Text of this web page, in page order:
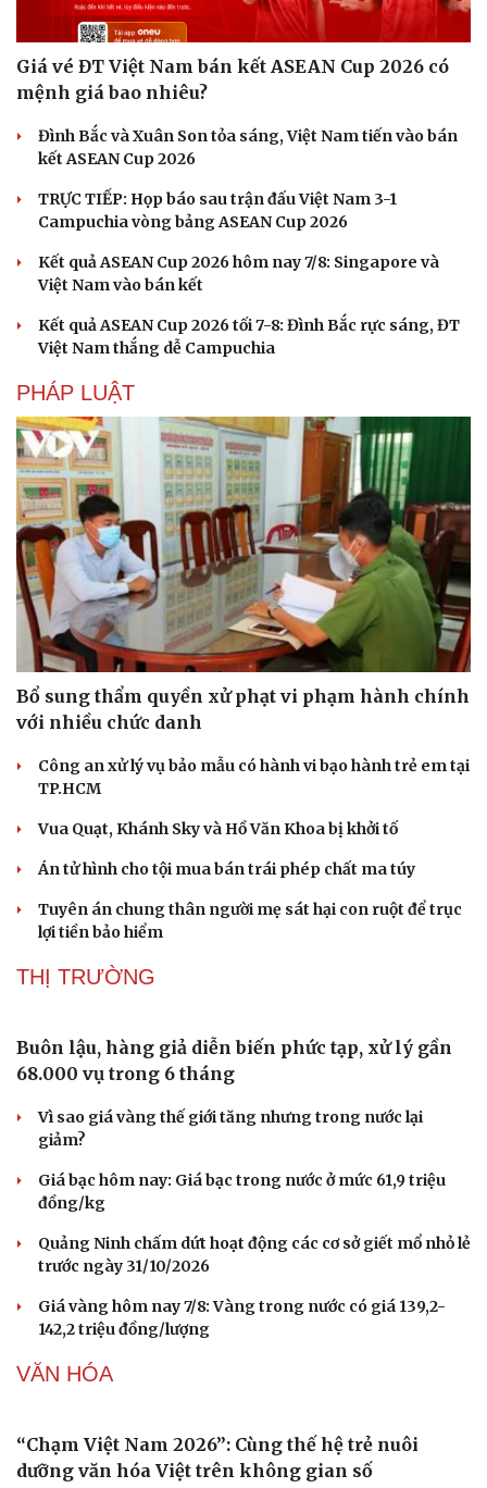
Cải chính
Giá vé ĐT Việt Nam bán kết ASEAN Cup 2026 có
mệnh giá bao nhiêu?
Đình Bắc và Xuân Son tỏa sáng, Việt Nam tiến vào bán
kết ASEAN Cup 2026
TRỰC TIẾP: Họp báo sau trận đấu Việt Nam 3-1
Campuchia vòng bảng ASEAN Cup 2026
Kết quả ASEAN Cup 2026 hôm nay 7/8: Singapore và
Việt Nam vào bán kết
Kết quả ASEAN Cup 2026 tối 7-8: Đình Bắc rực sáng, ĐT
Việt Nam thắng dễ Campuchia
PHÁP LUẬT
Bổ sung thẩm quyền xử phạt vi phạm hành chính
với nhiều chức danh
Công an xử lý vụ bảo mẫu có hành vi bạo hành trẻ em tại
TP.HCM
Vua Quạt, Khánh Sky và Hồ Văn Khoa bị khởi tố
Án tử hình cho tội mua bán trái phép chất ma túy
Tuyên án chung thân người mẹ sát hại con ruột để trục
lợi tiền bảo hiểm
THỊ TRƯỜNG
Buôn lậu, hàng giả diễn biến phức tạp, xử lý gần
68.000 vụ trong 6 tháng
giảm?
đồng/kg
Quảng Ninh chấm dứt hoạt động các cơ sở giết mổ nhỏ lẻ